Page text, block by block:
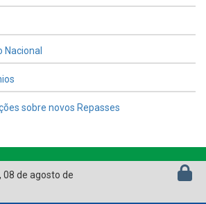
Nacional
sobre novos Repasses
, 08 de agosto de